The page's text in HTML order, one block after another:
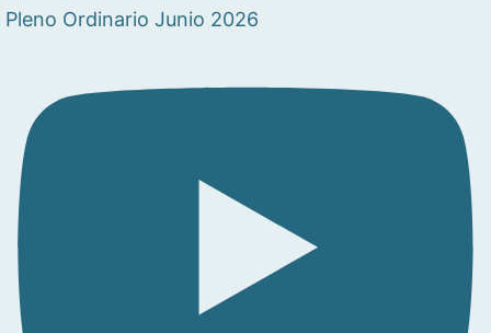
Pleno Ordinario Junio 2026